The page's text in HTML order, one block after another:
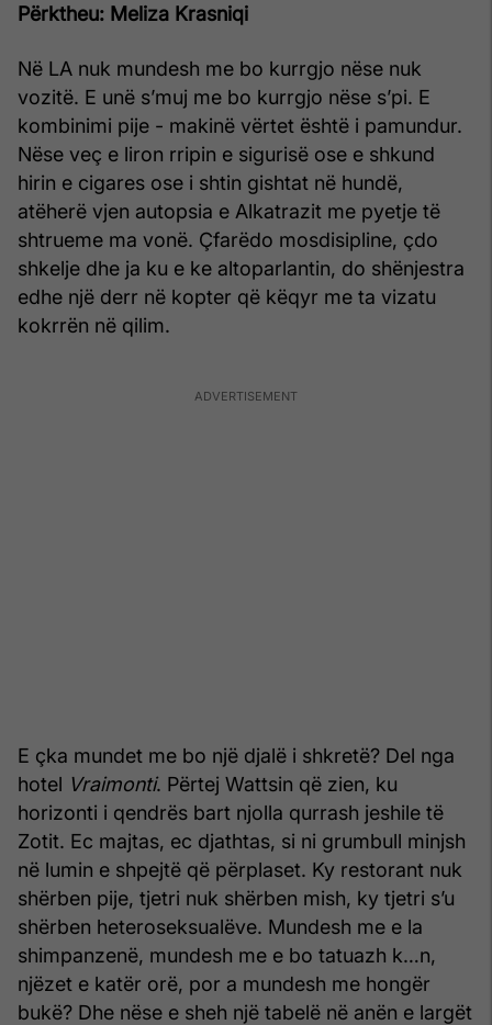
Përktheu: Meliza Krasniqi
Në LA nuk mundesh me bo kurrgjo nëse nuk
vozitë. E unë s’muj me bo kurrgjo nëse s’pi. E
kombinimi pije - makinë vërtet është i pamundur.
Nëse veç e liron rripin e sigurisë ose e shkund
hirin e cigares ose i shtin gishtat në hundë,
atëherë vjen autopsia e Alkatrazit me pyetje të
shtrueme ma vonë. Çfarëdo mosdisipline, çdo
shkelje dhe ja ku e ke altoparlantin, do shënjestra
edhe një derr në kopter që këqyr me ta vizatu
kok­rrën në qilim.
E çka mundet me bo një djalë i shkretë? Del nga
hotel Vraimonti. Përtej Wattsin që zien, ku
horizonti i qendrës bart njolla qurrash jeshile të
Zotit. Ec majtas, ec djathtas, si ni grumbull minjsh
në lumin e shpejtë që përplaset. Ky restorant nuk
shërben pije, tjetri nuk shërben mish, ky tjetri s’u
shërben heteroseksualëve. Mundesh me e la
shimpanzenë, mundesh me e bo tatuazh k…n,
njëzet e katër orë, por a mundesh me hongër
bukë? Dhe nëse e sheh një tabelë në anën e largët